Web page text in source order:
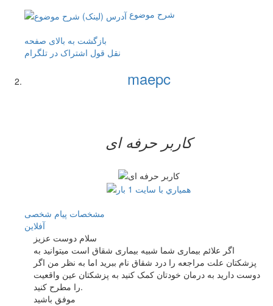
شرح موضوع
بازگشت به بالای صفحه
نقل قول اشتراک در تلگرام
maepc
کاربر حرفه ای
مشخصات پیام شخصی
آفلاين
سلام دوست عزیز
اگر علائم بیماری شما شبیه بیماری شقاق است میتوانید به
پزشکتان علت مراجعه را درد شقاق نام ببرید اما به نظر من اگر
دوست دارید به درمان خودتان کمک کنید به پزشکتان عین واقعیت
را مطرح کنید.
موفق باشید